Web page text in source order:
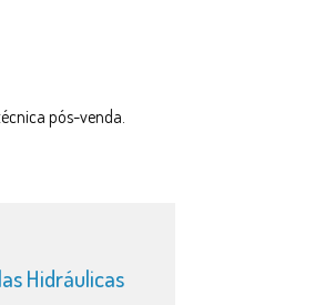
pós-venda.
Hidráulicas